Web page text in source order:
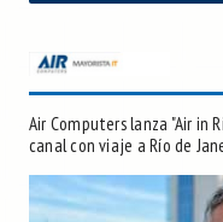
Air Computers lanza "Air in
canal con viaje a Río de